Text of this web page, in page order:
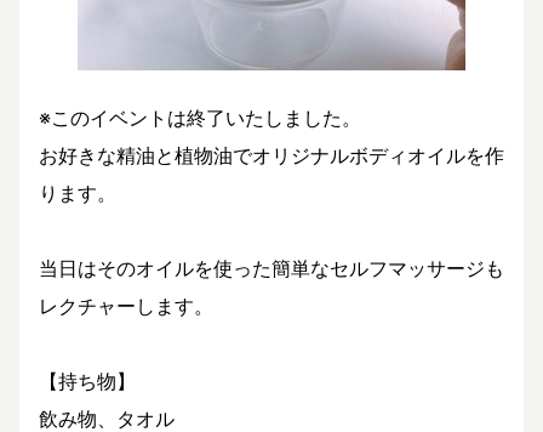
※このイベントは終了いたしました。
お好きな精油と植物油でオリジナルボディオイルを作
ります。
当日はそのオイルを使った簡単なセルフマッサージも
レクチャーします。
【持ち物】
飲み物、タオル